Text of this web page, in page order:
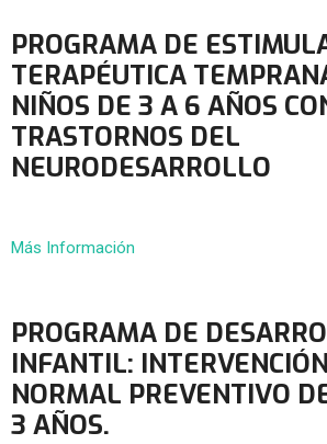
PROGRAMA DE
TERAPÉUTICA
NIÑOS DE 3 A 6 AÑOS
TRASTORNOS DEL
NEURODESARROLLO
Más Información
PROGRAMA DE
INFANTIL:
NORMAL PREVENTIVO
3 AÑOS.